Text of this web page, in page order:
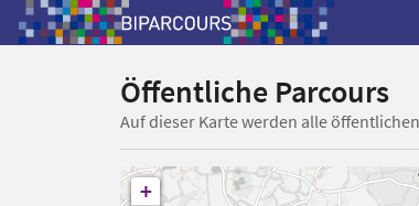
Öffentliche Parcours
Auf dieser Karte werden alle
+